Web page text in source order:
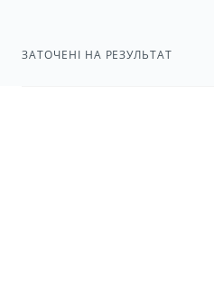
ЗАТОЧЕНІ НА РЕЗУЛЬТАТ